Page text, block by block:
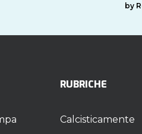
by
RUBRICHE
Calcisticamente